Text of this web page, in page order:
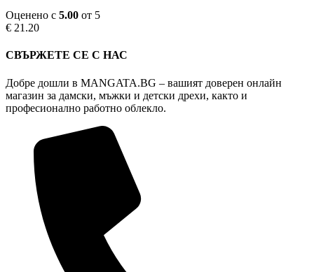
The
options
be
chosen
the
product
page
Оценено с 5.00 от 5
€ 21.20
СВЪРЖЕТЕ СЕ С НАС
Добре дошли в MANGATA.BG – вашият доверен онлайн
магазин за дамски, мъжки и детски дрехи, както и
професионално работно облекло.